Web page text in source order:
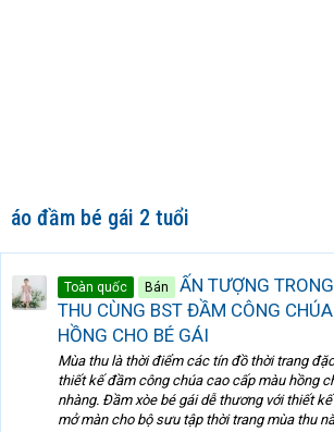
áo đầm bé gái 2 tuổi
Toàn quốc Bán
ẤN TƯỢNG
THU CÙNG BST ĐẦM CÔNG
HỒNG CHO BÉ GÁI
Mùa thu là thời điểm các tín đồ thời trang
thiết kế đầm công chúa cao cấp màu hồng
nhàng. Đầm xòe bé gái dễ thương với thiết
mở màn cho bộ sưu tập thời trang mùa thu